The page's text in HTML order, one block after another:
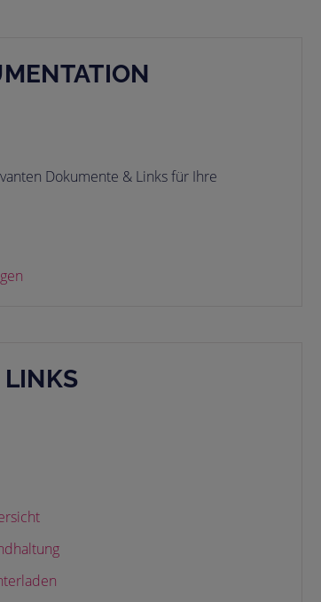
Dokumente & Links für Ihre